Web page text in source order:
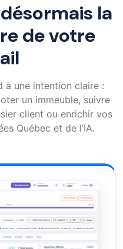
la
de votre
à une intention claire :
un immeuble, suivre
client ou enrichir vos
Québec et de l’IA.